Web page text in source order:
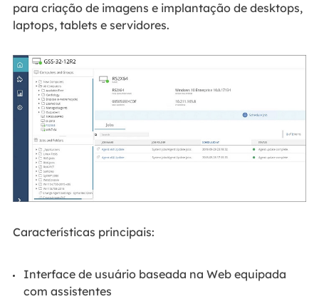
para criação de imagens e implantação de desktops,
laptops, tablets e servidores.
Características principais:
Interface de usuário baseada na Web equipada
com assistentes